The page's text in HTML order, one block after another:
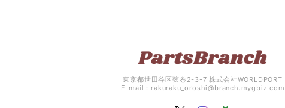
東京都世田谷区弦巻2-3-7 株式会社WORLDPORT
E-mail： rakuraku_oroshi@branch.mygbiz.com